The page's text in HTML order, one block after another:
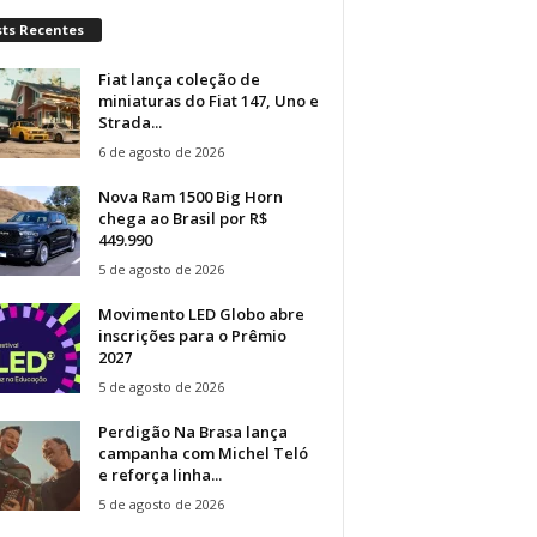
Recentes
Fiat lança coleção de
miniaturas do Fiat 147, Uno e
Strada...
6 de agosto de 2026
Nova Ram 1500 Big Horn
chega ao Brasil por R$
449.990
5 de agosto de 2026
Movimento LED Globo abre
inscrições para o Prêmio
2027
5 de agosto de 2026
Perdigão Na Brasa lança
campanha com Michel Teló
e reforça linha...
5 de agosto de 2026